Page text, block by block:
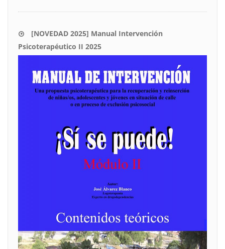
[NOVEDAD 2025] Manual Intervención
Psicoterapéutico II 2025